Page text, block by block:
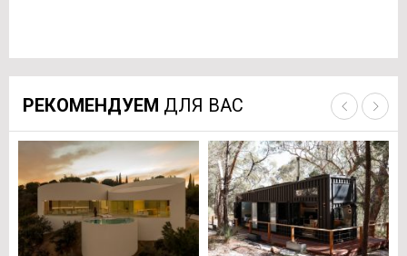
РЕКОМЕНДУЕМ ДЛЯ ВАС